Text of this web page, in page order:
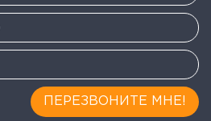
ПЕРЕЗВОНИТЕ МНЕ!